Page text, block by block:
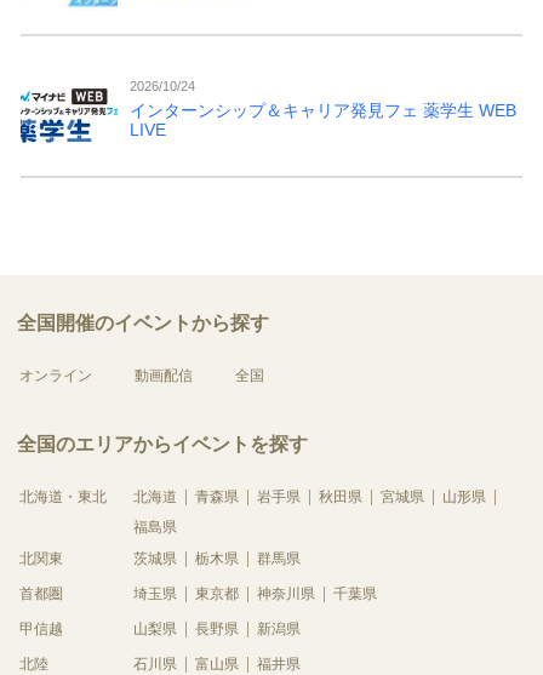
2026/10/24
インターンシップ＆キャリア発見フェ 薬学生 WEB
LIVE
全国開催のイベントから探す
オンライン 動画配信 全国
全国のエリアからイベントを探す
北海道・東北 北海道 青森県 岩手県 秋田県 宮城県
山形県
福島県
北関東
茨城県 栃木県 群馬県
首都圏 埼玉県 東京都 神奈川県 千葉県
甲信越 山梨県 長野県 新潟県
北陸 石川県 富山県 福井県